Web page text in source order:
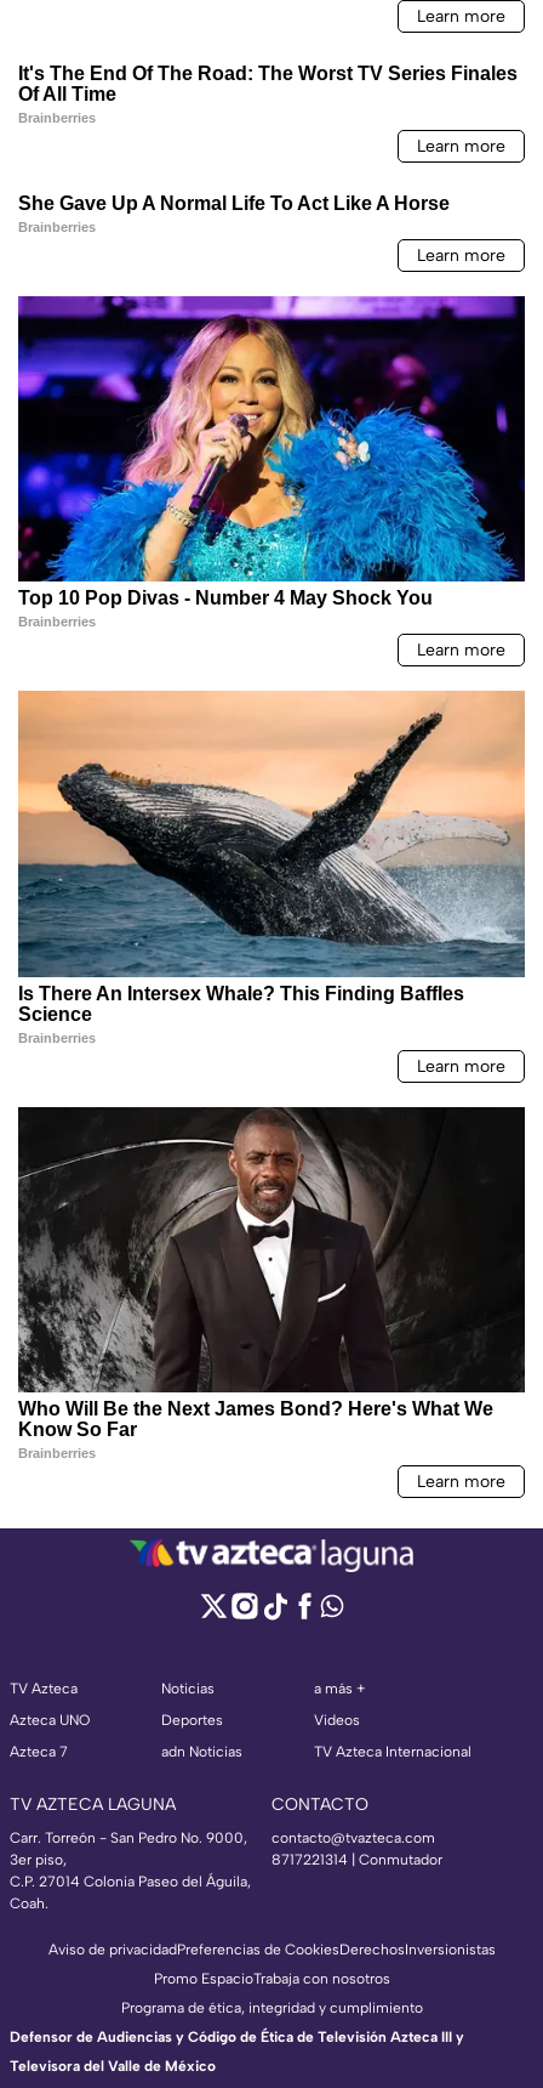
TV Azteca
Azteca UNO
Azteca 7
Noticias
Deportes
adn Noticias
a más +
Videos
TV Azteca Internacional
TV AZTECA LAGUNA
Carr. Torreón - San Pedro No. 9000,
3er piso,
C.P. 27014 Colonia Paseo del Águila,
Coah.
CONTACTO
contacto@tvazteca.com
8717221314 | Conmutador
Aviso de privacidadPreferencias de CookiesDerechosInversionistas
Promo EspacioTrabaja con nosotros
Programa de ética, integridad y cumplimiento
Defensor de Audiencias y Código de Ética de Televisión Azteca III y
Televisora del Valle de México